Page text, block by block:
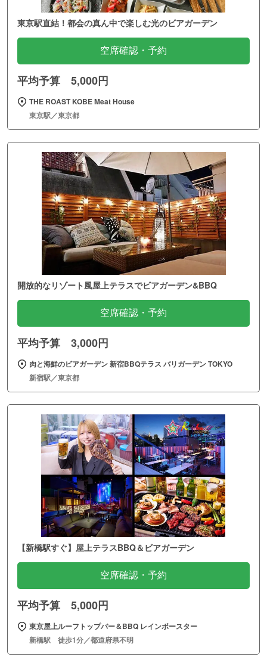
東京駅直結！都会の真ん中で楽しむ光のビアガーデン
空席確認・予約
平均予算 5,000円
THE ROAST KOBE Meat House
東京駅／東京都
開放的なリゾート風屋上テラスでビアガーデン&BBQ
空席確認・予約
平均予算 3,000円
肉と海鮮のビアガーデン 新宿BBQテラス バリガーデン TOKYO
新宿駅／東京都
【新橋駅すぐ】屋上テラスBBQ＆ビアガーデン
空席確認・予約
平均予算 5,000円
東京屋上ルーフトップバー＆BBQ レインボースター
新橋駅 徒歩1分／都道府県不明